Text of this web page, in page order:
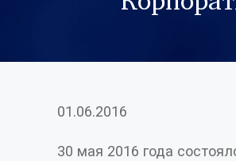
01.06.2016
30 мая 2016 года